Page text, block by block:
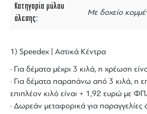
Κατηγορία μύλου
άλεσης
Με δοχείο
1) Speedex | Αστικά Κέντρα
· Για δέματα μέχρι 3 κιλά, η χρέωση
· Για δέματα παραπάνω από 3 κιλά, η
επιπλέον κιλό είναι + 1,92 ευρώ με
· Δωρεάν μεταφορικά για